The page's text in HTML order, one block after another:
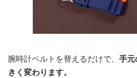
腕時計ベルトを替えるだけで、 手
きく変わります。